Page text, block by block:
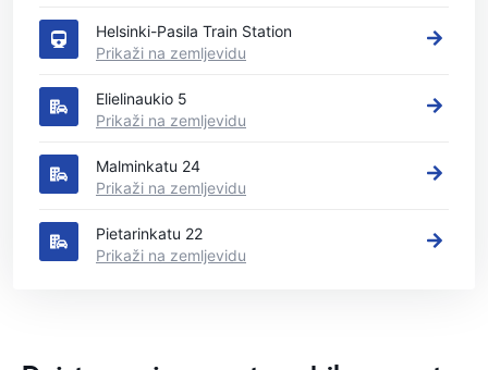
Helsinki-Pasila Train Station
Prikaži na zemljevidu
Elielinaukio 5
Prikaži na zemljevidu
Malminkatu 24
Prikaži na zemljevidu
Pietarinkatu 22
Prikaži na zemljevidu